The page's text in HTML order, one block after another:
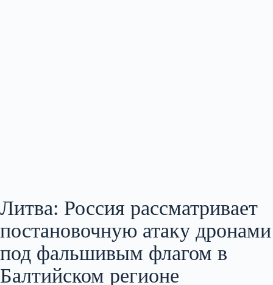
Литва: Россия рассматривает
постановочную атаку дронами
под фальшивым флагом в
Балтийском регионе